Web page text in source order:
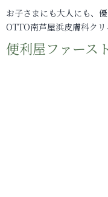
お子さまにも大人にも、
OTTO南芦屋浜皮膚科クリ
便利屋ファースト